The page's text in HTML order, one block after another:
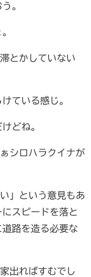
。
とかしていない
ている感じ。
どね。
シロハラクイナが
」という意見もあ
スピードを落と
路を造る必要な
ればすむでし